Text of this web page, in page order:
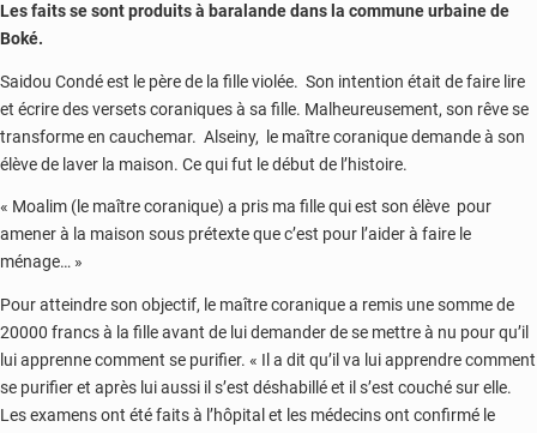
Les faits se sont produits à baralande dans la commune urbaine de
Boké.
Saidou Condé est le père de la fille violée. Son intention était de faire lire
et écrire des versets coraniques à sa fille. Malheureusement, son rêve se
transforme en cauchemar. Alseiny, le maître coranique demande à son
élève de laver la maison. Ce qui fut le début de l’histoire.
« Moalim (le maître coranique) a pris ma fille qui est son élève pour
amener à la maison sous prétexte que c’est pour l’aider à faire le
ménage… »
Pour atteindre son objectif, le maître coranique a remis une somme de
20000 francs à la fille avant de lui demander de se mettre à nu pour qu’il
lui apprenne comment se purifier. « Il a dit qu’il va lui apprendre comment
se purifier et après lui aussi il s’est déshabillé et il s’est couché sur elle.
Les examens ont été faits à l’hôpital et les médecins ont confirmé le